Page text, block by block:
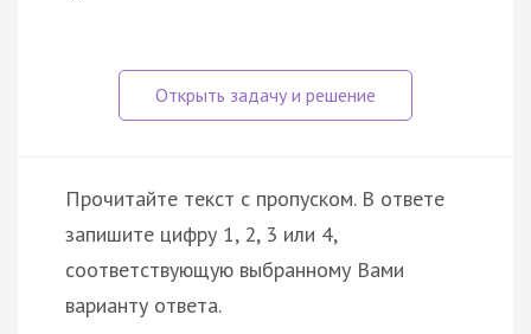
Прочитайте текст с пропуском. В ответе
запишите цифру 1, 2, 3 или 4,
соответствующую выбранному Вами
варианту ответа.